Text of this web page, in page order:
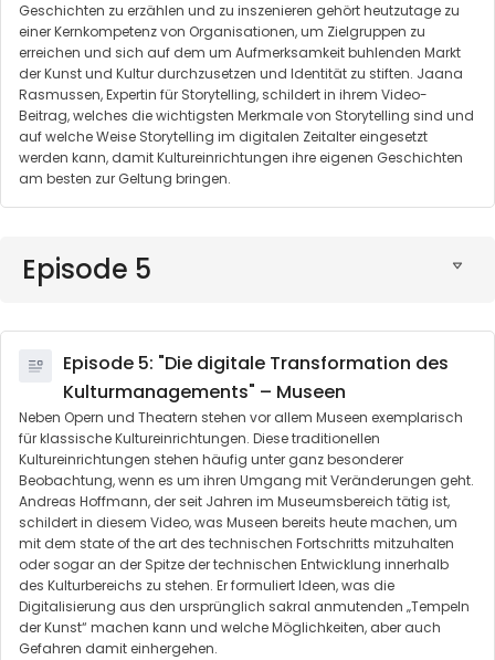
Geschichten zu erzählen und zu inszenieren gehört heutzutage zu
einer Kernkompetenz von Organisationen, um Zielgruppen zu
erreichen und sich auf dem um Aufmerksamkeit buhlenden Markt
der Kunst und Kultur durchzusetzen und Identität zu stiften. Jaana
Rasmussen, Expertin für Storytelling, schildert in ihrem Video-
Beitrag, welches die wichtigsten Merkmale von Storytelling sind und
auf welche Weise Storytelling im digitalen Zeitalter eingesetzt
werden kann, damit Kultureinrichtungen ihre eigenen Geschichten
am besten zur Geltung bringen.
Episode 5
Episode 5: "Die digitale Transformation des
Kulturmanagements" – Museen
Neben Opern und Theatern stehen vor allem Museen exemplarisch
für klassische Kultureinrichtungen. Diese traditionellen
Kultureinrichtungen stehen häufig unter ganz besonderer
Beobachtung, wenn es um ihren Umgang mit Veränderungen geht.
Andreas Hoffmann, der seit Jahren im Museumsbereich tätig ist,
schildert in diesem Video, was Museen bereits heute machen, um
mit dem state of the art des technischen Fortschritts mitzuhalten
oder sogar an der Spitze der technischen Entwicklung innerhalb
des Kulturbereichs zu stehen. Er formuliert Ideen, was die
Digitalisierung aus den ursprünglich sakral anmutenden „Tempeln
der Kunst“ machen kann und welche Möglichkeiten, aber auch
Gefahren damit einhergehen.